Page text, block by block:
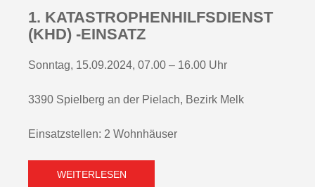
1. KATASTROPHENHILFSDIENST
(KHD) -EINSATZ
Sonntag, 15.09.2024, 07.00 – 16.00 Uhr
3390 Spielberg an der Pielach, Bezirk Melk
Einsatzstellen: 2 Wohnhäuser
WEITERLESEN